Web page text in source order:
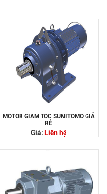
MOTOR GIAM TOC SUMITOMO GIÁ
RẺ
Giá: Liên hệ